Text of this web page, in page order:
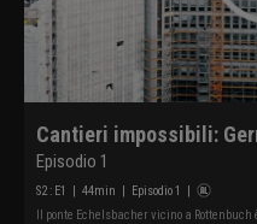
Cantieri impossibili:
Episodio 1
S2 : E1 | 44min | Episodio 1
|
Il ponte Echelsbacher vicino a